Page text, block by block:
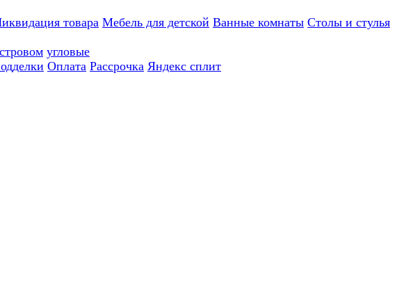
товара Мебель для детской Ванные комнаты Столы и стулья
угловые
Оплата Рассрочка Яндекс сплит